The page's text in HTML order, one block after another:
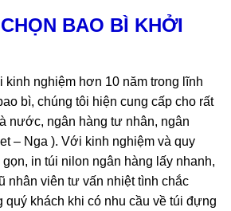
BAO BÌ KHỞI
nghiệm hơn 10 năm trong lĩnh
bì, chúng tôi hiện cung cấp cho rất
nước, ngân hàng tư nhân, ngân
– Nga ). Với kinh nghiệm và quy
in túi nilon ngân hàng lấy nhanh,
nhân viên tư vấn nhiệt tình chắc
quý khách khi có nhu cầu về túi đựng